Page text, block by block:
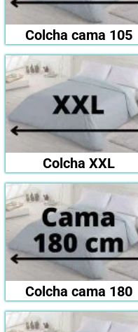
Colcha cama 105
Colcha XXL
Colcha cama 180